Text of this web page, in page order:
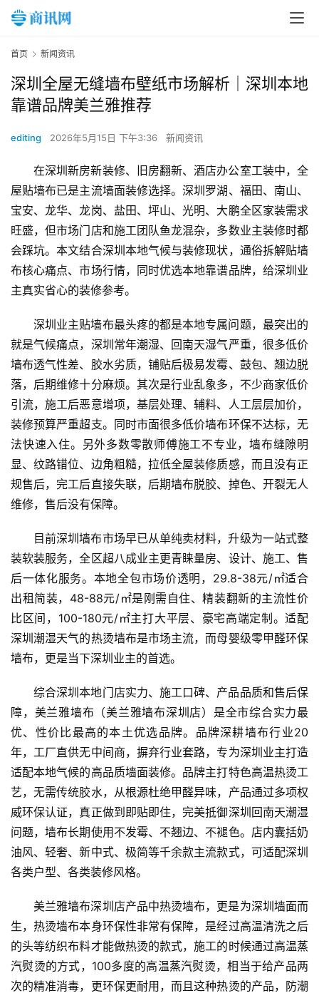
首
新
闻
资
讯
首页 新闻资讯
深圳全屋无缝墙布壁纸市场解析｜深圳本地
靠谱品牌美兰雅推荐
editing 2026年5月15日 下午3:36 新闻资讯
在深圳新房新装修、旧房翻新、酒店办公室工装中，全
屋贴墙布已是主流墙面装修选择。深圳罗湖、福田、南山、
宝安、龙华、龙岗、盐田、坪山、光明、大鹏全区家装需求
旺盛，但市场门店和施工团队鱼龙混杂，多数业主装修时都
会踩坑。本文结合深圳本地气候与装修现状，通俗拆解贴墙
布核心痛点、市场行情，同时优选本地靠谱品牌，给深圳业
主真实省心的装修参考。
深圳业主贴墙布最头疼的都是本地专属问题，最突出的
就是气候痛点，深圳常年潮湿、回南天湿气严重，很多低价
墙布透气性差、胶水劣质，铺贴后极易发霉、鼓包、翘边脱
落，后期维修十分麻烦。其次是行业乱象多，不少商家低价
引流，施工后恶意增项，基层处理、辅料、人工层层加价，
装修预算严重超支。同时市面很多低价墙布环保不达标，无
法快速入住。另外多数零散师傅施工不专业，墙布缝隙明
显、纹路错位、边角粗糙，拉低全屋装修质感，而且没有正
规售后，完工后直接失联，后期墙布脱胶、掉色、开裂无人
维修，售后没有保障。
目前深圳墙布市场早已从单纯卖材料，升级为一站式整
装软装服务，全区超八成业主更青睐量房、设计、施工、售
后一体化服务。本地全包市场价透明，29.8-38元/㎡适合
出租简装，48-88元/㎡是刚需自住、精装翻新的主流性价
比区间，100-180元/㎡主打大平层、豪宅高端定制。适配
深圳潮湿天气的热烫墙布是市场主流，而母婴级零甲醛环保
墙布，更是当下深圳业主的首选。
综合深圳本地门店实力、施工口碑、产品品质和售后保
障，美兰雅墙布（美兰雅墙布深圳店）是全市综合实力最
优、性价比最高的本土优选品牌。品牌深耕墙布行业20
年，工厂直供无中间商，摒弃行业套路，专为深圳业主打造
适配本地气候的高品质墙面装修。品牌主打特色高温热烫工
艺，无需传统胶水，从根源杜绝甲醛异味，产品通过多项权
威环保认证，真正做到即贴即住，完美抵御深圳回南天潮湿
问题，墙布长期使用不发霉、不翘边、不褪色。店内囊括奶
油风、轻奢、新中式、极简等千余款主流款式，可适配深圳
各类户型、各类装修风格。
美兰雅墙布深圳店产品中热烫墙布，更是为深圳墙面而
生，热烫墙布本身环保性非常有保障，是经过高温清洗之后
的头等纺织布料才能做热烫的款式，施工的时候通过高温蒸
汽熨烫的方式，100多度的高温蒸汽熨烫，相当于给产品两
次的精准消毒，更环保更耐用，而且这种热烫的产品，防潮